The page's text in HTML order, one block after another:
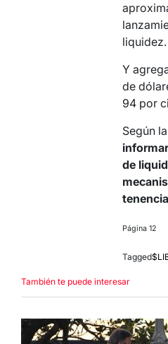
liquidez.
Y
de
94 por
Según
de
Página 12
Tagged
También te puede interesar